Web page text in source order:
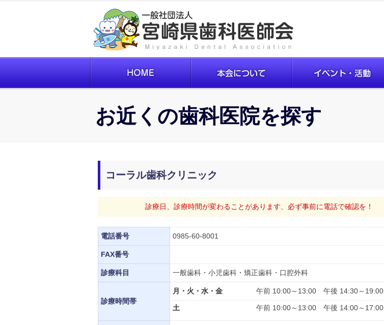
お近くの歯科医院を探す
コーラル歯科クリニック
診療日、診療時間が変わることがあります、必ず事前に電話で確認を！
電話番号 0985-60-8001
FAX番号
診療科目 一般歯科・小児歯科・矯正歯科・口腔外科
診療時間帯
月・火・水・金 午前 10:00～13:00 午後 14:30～19:00
土 午前 10:00～13:00 午後 14:00～17:00